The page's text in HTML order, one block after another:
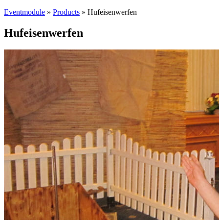
Eventmodule » Products » Hufeisenwerfen
Hufeisenwerfen